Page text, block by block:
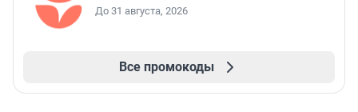
До 31 августа, 2026
Все промокоды